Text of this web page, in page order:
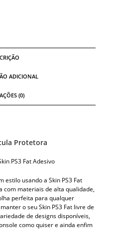
ADICIONAL
(0)
Protetora
PS3 Fat Adesivo
estilo usando a Skin PS3 Fat
com materiais de alta qualidade,
perfeita para qualquer
o seu Skin PS3 Fat livre de
de designs disponíveis,
como quiser e ainda enfim